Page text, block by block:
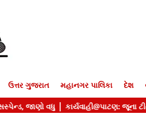
ઉત્તર ગુજરાત મહાનગર પાલિકા દેશ